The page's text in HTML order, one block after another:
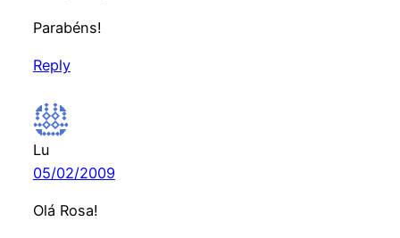
Parabéns!
Reply
Lu
05/02/2009
Olá Rosa!